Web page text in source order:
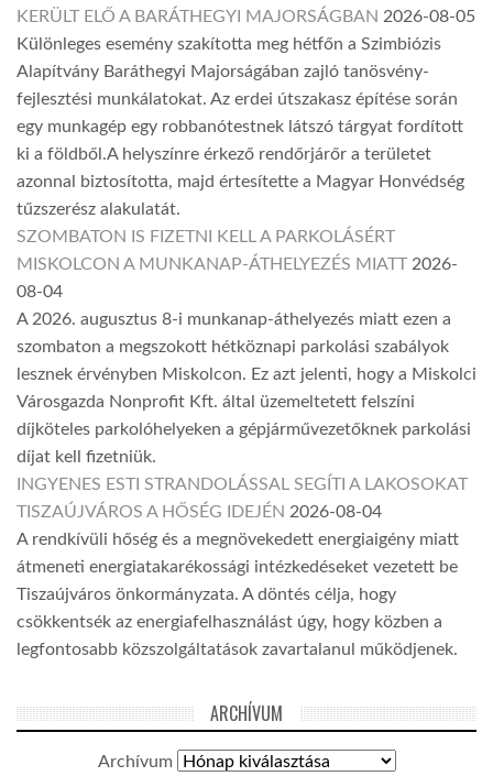
KERÜLT ELŐ A BARÁTHEGYI MAJORSÁGBAN 2026-08-05
Különleges esemény szakította meg hétfőn a Szimbiózis
Alapítvány Baráthegyi Majorságában zajló tanösvény-
fejlesztési munkálatokat. Az erdei útszakasz építése során
egy munkagép egy robbanótestnek látszó tárgyat fordított
ki a földből.A helyszínre érkező rendőrjárőr a területet
azonnal biztosította, majd értesítette a Magyar Honvédség
tűzszerész alakulatát.
SZOMBATON IS FIZETNI KELL A PARKOLÁSÉRT
MISKOLCON A MUNKANAP-ÁTHELYEZÉS MIATT 2026-
08-04
A 2026. augusztus 8-i munkanap-áthelyezés miatt ezen a
szombaton a megszokott hétköznapi parkolási szabályok
lesznek érvényben Miskolcon. Ez azt jelenti, hogy a Miskolci
Városgazda Nonprofit Kft. által üzemeltetett felszíni
díjköteles parkolóhelyeken a gépjárművezetőknek parkolási
díjat kell fizetniük.
INGYENES ESTI STRANDOLÁSSAL SEGÍTI A LAKOSOKAT
TISZAÚJVÁROS A HŐSÉG IDEJÉN 2026-08-04
A rendkívüli hőség és a megnövekedett energiaigény miatt
átmeneti energiatakarékossági intézkedéseket vezetett be
Tiszaújváros önkormányzata. A döntés célja, hogy
csökkentsék az energiafelhasználást úgy, hogy közben a
legfontosabb közszolgáltatások zavartalanul működjenek.
ARCHÍVUM
Archívum